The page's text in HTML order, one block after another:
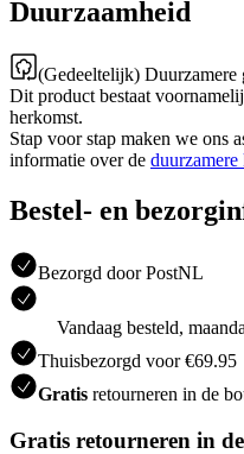
Duurzaamheid
(Gedeeltelijk) Duurzamere
Dit product bestaat
herkomst.
Stap voor stap maken we ons
informatie over de duurzamere
Bestel- en
Bezorgd door PostNL
Vandaag besteld,
Thuisbezorgd voor €69.95
Gratis retourneren in de
Gratis retourneren in